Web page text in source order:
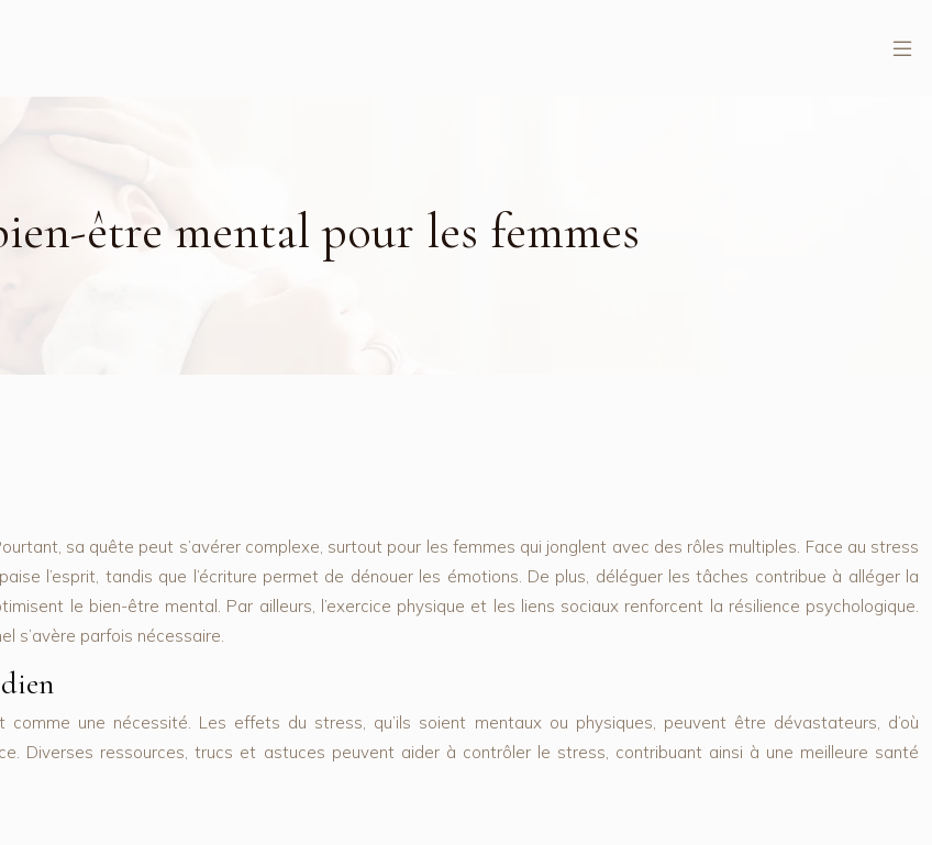
être mental pour les femmes
sa quête peut s’avérer complexe, surtout pour les femmes qui jonglent avec des rôles multiples. Face au stress
l’esprit, tandis que l’écriture permet de dénouer les émotions. De plus, déléguer les tâches contribue à alléger la
le bien-être mental. Par ailleurs, l’exercice physique et les liens sociaux renforcent la résilience psychologique.
s’avère parfois nécessaire.
une nécessité. Les effets du stress, qu’ils soient mentaux ou physiques, peuvent être dévastateurs, d’où
Diverses ressources, trucs et astuces peuvent aider à contrôler le stress, contribuant ainsi à une meilleure santé